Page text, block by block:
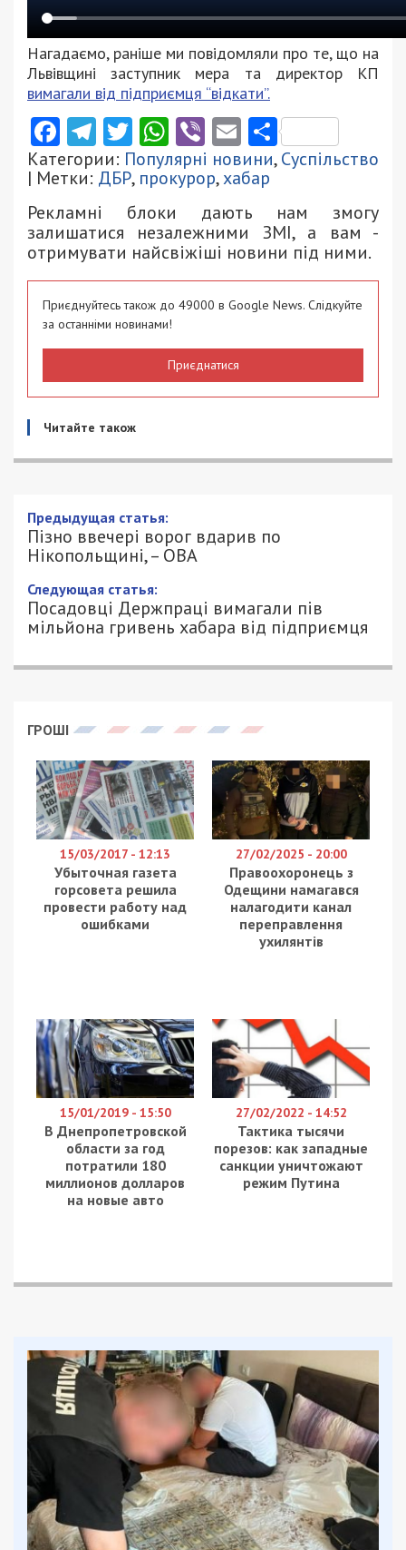
Нагадаємо, раніше ми повідомляли про те, що на
Львівщині заступник мера та директор КП
вимагали від підприємця “відкати”.
Facebook
Telegram
Twitter
WhatsApp
ViberEmail
Категории: Популярні новини,Суспільство
| Метки: ДБР, прокурор,хабар
Рекламні блоки дають нам змогу
залишатися незалежними ЗМІ, а вам -
отримувати найсвіжіші новини під ними.
Приєднуйтесь також до 49000 в Google News. Слідкуйте
за останніми новинами!
Приєднатися
Читайте також
Предыдущая статья:
Пізно ввечері ворог вдарив по
Нікопольщині, – ОВА
Следующая статья:
Посадовці Держпраці вимагали пів
мільйона гривень хабара від підприємця
ГРОШІ
15/03/2017 - 12:13
Убыточная газета
горсовета решила
провести работу над
ошибками
27/02/2025 - 20:00
Правоохоронець з
Одещини намагався
налагодити канал
переправлення
ухилянтів
15/01/2019 - 15:50
В Днепропетровской
области за год
потратили 180
миллионов долларов
на новые авто
27/02/2022 - 14:52
Тактика тысячи
порезов: как западные
санкции уничтожают
режим Путина